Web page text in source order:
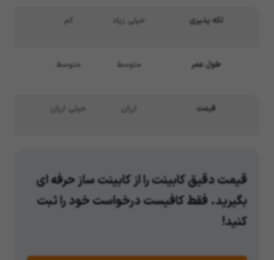
لکه پذیری خیلی زیاد کم
طول عمر متوسط متوسط
قیمت خیلی ارزان
قیمت دقیق کابینت را از کابینت ساز حرفه ای
بگیرید. فقط کافیست درخواست خود را ثبت
کنید!